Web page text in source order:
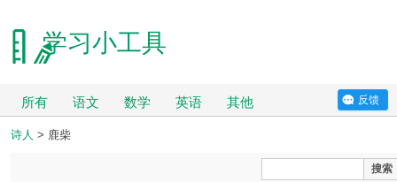
学习小工具
所有 语文 数学 英语 其他 反馈
诗人 > 鹿柴
搜索